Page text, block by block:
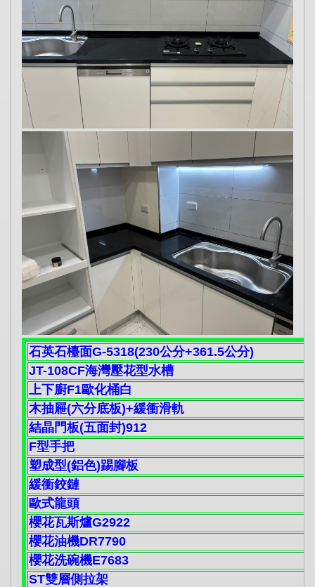
石英石檯面G-5318(230公分+361.5公分)
JT-108CF海灣壓花型水槽
上下廚F1歐化桶白
木抽屜(六分底板)+緩衝滑軌
結晶門板(五面封)912
F型手把
塑成型(鋁色)踢腳板
緩衝鉸鏈
歐式龍頭
櫻花瓦斯爐G2922
櫻花油機DR7790
櫻花洗碗機E7683
ST雙層側拉架